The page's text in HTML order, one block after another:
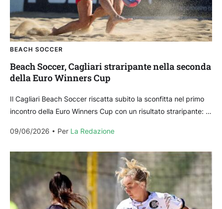
BEACH SOCCER
Beach Soccer, Cagliari straripante nella seconda
della Euro Winners Cup
Il Cagliari Beach Soccer riscatta subito la sconfitta nel primo
incontro della Euro Winners Cup con un risultato straripante: le
09/06/2026
Per La Redazione